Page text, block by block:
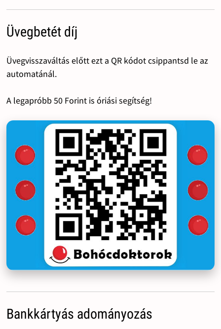
Üvegbetét díj
Üvegvisszaváltás előtt ezt a QR kódot csippantsd le az
automatánál.
A legapróbb 50 Forint is óriási segítség!
Bankkártyás adományozás